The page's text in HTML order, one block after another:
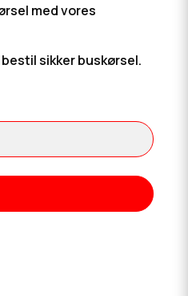
med vores
sikker buskørsel.